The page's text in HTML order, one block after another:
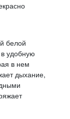
белой
удобную
в нем
дыхание,